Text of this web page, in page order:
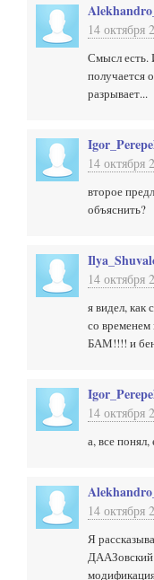
14 октября
Смысл есть.
получается
разрывает...
14 октября
второе
объяснить?
14 октября
я видел, как
со
БАМ!!!! и
14 октября
а, все
14 октября
Я
ДААЗовский